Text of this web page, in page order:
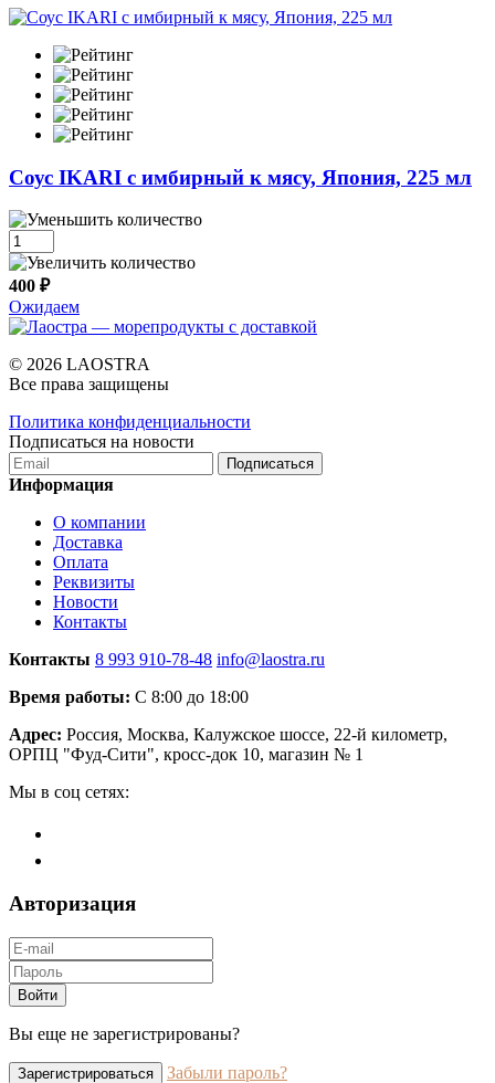
Cоус IKARI с имбирный к мясу, Япония, 225 мл
400 ₽
Ожидаем
© 2026 LAOSTRA
Все права защищены
Политика конфиденциальности
Подписаться на новости
Подписаться
Информация
О компании
Доставка
Оплата
Реквизиты
Новости
Контакты
Контакты 8 993 910-78-48 info@laostra.ru
Время работы: С 8:00 до 18:00
Адрес: Россия, Москва, Калужское шоссе, 22-й километр,
ОРПЦ "Фуд-Сити", кросс-док 10, магазин № 1
Мы в соц сетях:
Авторизация
Войти
Вы еще не зарегистрированы?
Зарегистрироваться Забыли пароль?